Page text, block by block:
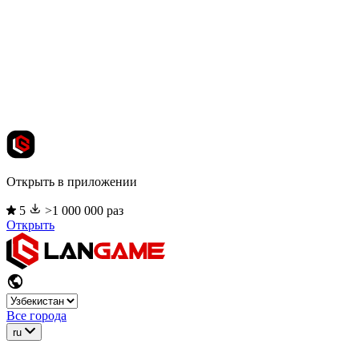
Открыть в приложении
5
>1 000 000 раз
Открыть
Все города
ru